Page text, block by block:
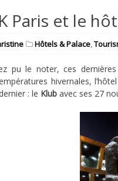
Paris et le
Hôtels & Palace,
pu le noter, ces
hivernales, l’hôtel
: le Klubavec ses 27